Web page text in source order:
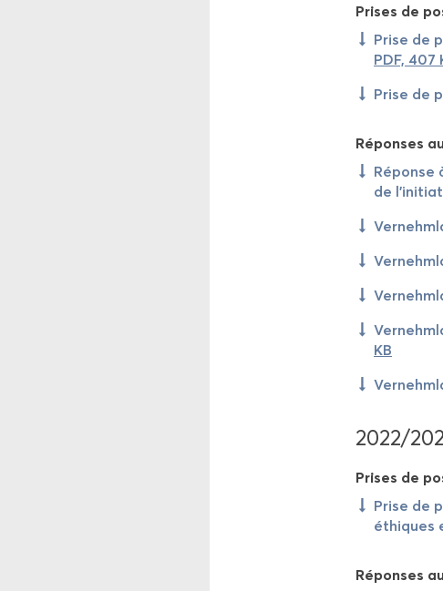
Prises de
Prise de
PDF, 407
Prise de
Ré­ponses
Ré­ponse
de
KB
2022/
Prises de
Prise de
éthiques
Ré­ponses